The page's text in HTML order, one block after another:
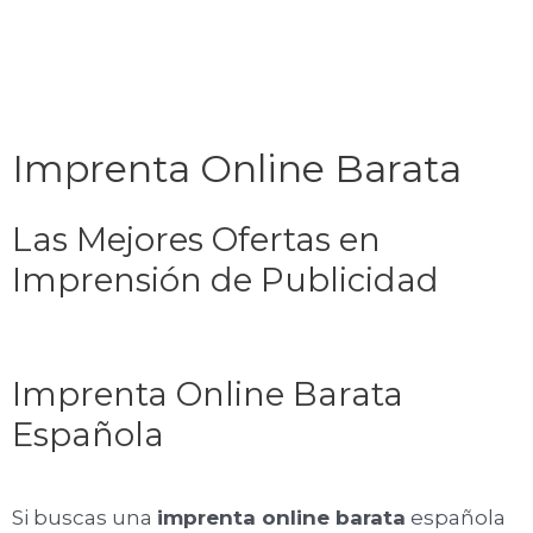
Imprenta Online Barata
Las Mejores Ofertas en
Imprensión de Publicidad
Imprenta Online Barata
Española
Si buscas una imprenta online barata española